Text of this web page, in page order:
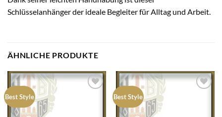
Schlüsselanhänger der ideale Begleiter für Alltag und Arbeit.
ÄHNLICHE PRODUKTE
Best Style Best Style